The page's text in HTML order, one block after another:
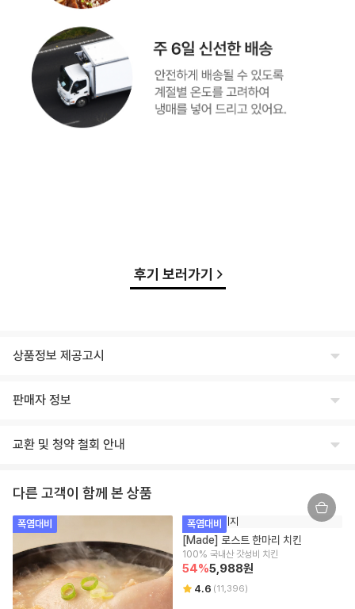
후기 보러가기
상품정보 제공고시
상세페이지 하단 참고
생산자 및 소재지(수입품의 경우 생산자, 수입자 및 제조국)
제조연월일, 유통기한 또는 소비기한
포장단위별 용량(중량), 수량
1kg
원재료명 및 함량(농수산물의 원산지 표시에 관한 법률에 따른 원산지 표시 포
함)
판매자 정보
주식회사 윙잇
임승진
사업자등록번호
542-86-00304
본점 주소
(08378) 서울 구로구 디지털로 306 대륭포스트타워2차, 712호
교환 및 청약 철회 안내
상품이 표시 광고 내용과 다를 경우, 받으신 날부터 3개월 이내 교환/환불
을 요청하실 수 있습니다.
상품 불량/하자 등이 있을 경우, 문제를 확인할 수 있는 사진 촬영 후 고객
센터로 문의 부탁드립니다.
수령 즉시 확인할 수 있는 문제(누락/파손/냉해 등)은 상품 수령일로부터 7
일 이내 문의 시 도움을 드릴 수 있습니다.
다른 고객이 함께 본 상품
폭염대비 폭염대비
[Made] 로스트 한마리 치킨
100% 국내산 갓성비 치킨
54%5,988원
4.6 (11,396)